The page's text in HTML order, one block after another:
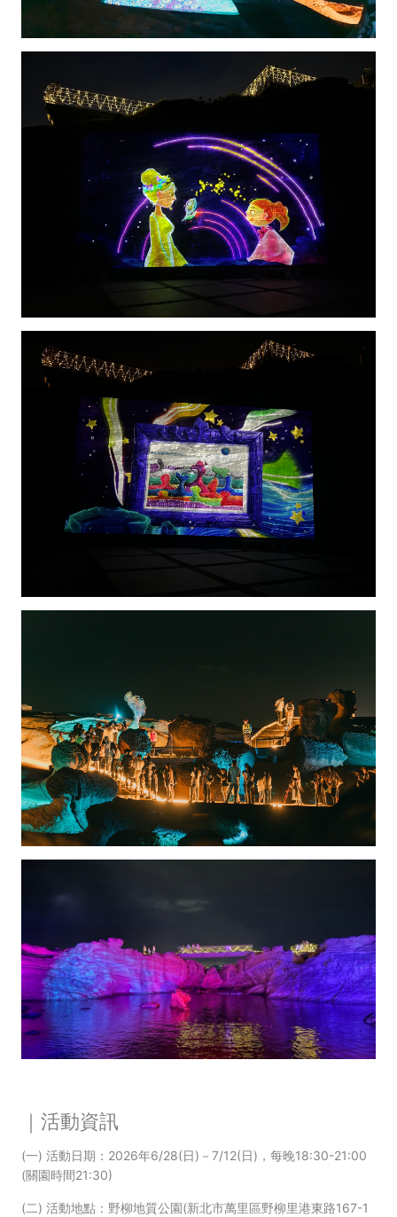
｜活動資訊
(一) 活動日期：2026年6/28(日)－7/12(日)，每晚18:30-21:00
(關園時間21:30)
(二) 活動地點：野柳地質公園(新北市萬里區野柳里港東路167-1